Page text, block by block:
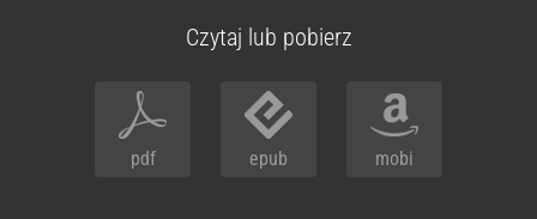
Czytaj lub pobierz
pdf epub mobi